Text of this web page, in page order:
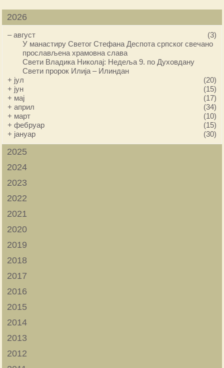
2026
–август
(3)
У манастиру Светог Стефана Деспота српског свечано
прослављена храмовна слава
Свети Владика Николај: Недеља 9. по Духовдану
Свети пророк Илија – Илиндан
+ јул
(20)
+ јун
(15)
+ мај
(17)
+април
(34)
+ март
(10)
+фебруар
(15)
+ јануар (30)
2025
2024
2023
2022
2021
2020
2019
2018
2017
2016
2015
2014
2013
2012